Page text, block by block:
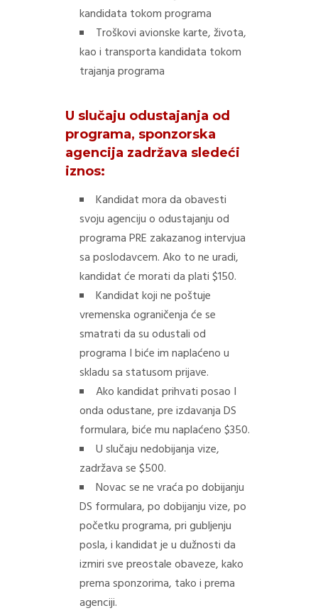
kandidata tokom programa
Troškovi avionske karte, života,
kao i transporta kandidata tokom
trajanja programa
U slučaju odustajanja od
programa, sponzorska
agencija zadržava sledeći
iznos:
Kandidat mora da obavesti
svoju agenciju o odustajanju od
programa PRE zakazanog intervjua
sa poslodavcem. Ako to ne uradi,
kandidat će morati da plati $150.
Kandidat koji ne poštuje
vremenska ograničenja će se
smatrati da su odustali od
programa I biće im naplaćeno u
skladu sa statusom prijave.
Ako kandidat prihvati posao I
onda odustane, pre izdavanja DS
formulara, biće mu naplaćeno $350.
U slučaju nedobijanja vize,
zadržava se $500.
Novac se ne vraća po dobijanju
DS formulara, po dobijanju vize, po
početku programa, pri gubljenju
posla, i kandidat je u dužnosti da
izmiri sve preostale obaveze, kako
prema sponzorima, tako i prema
agenciji.